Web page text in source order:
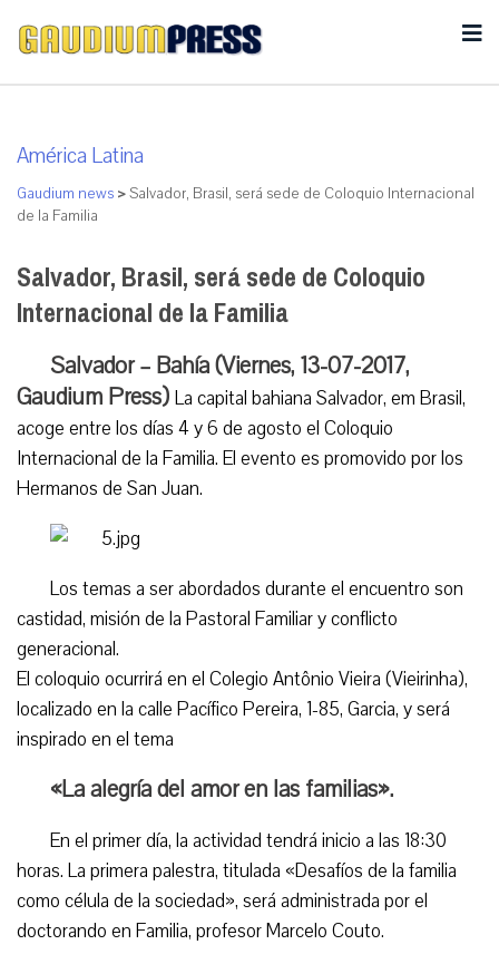
América Latina
Gaudium news >Salvador, Brasil, será sede de Coloquio Internacional
de la Familia
Salvador, Brasil, será sede de Coloquio
Internacional de la Familia
Salvador – Bahía (Viernes, 13-07-2017,
Gaudium Press) La capital bahiana Salvador, em Brasil,
acoge entre los días 4 y 6 de agosto el Coloquio
Internacional de la Familia. El evento es promovido por los
Hermanos de San Juan.
Los temas a ser abordados durante el encuentro son
castidad, misión de la Pastoral Familiar y conflicto
generacional.
El coloquio ocurrirá en el Colegio Antônio Vieira (Vieirinha),
localizado en la calle Pacífico Pereira, 1-85, Garcia, y será
inspirado en el tema
«La alegría del amor en las familias».
En el primer día, la actividad tendrá inicio a las 18:30
horas. La primera palestra, titulada «Desafíos de la familia
como célula de la sociedad», será administrada por el
doctorando en Familia, profesor Marcelo Couto.